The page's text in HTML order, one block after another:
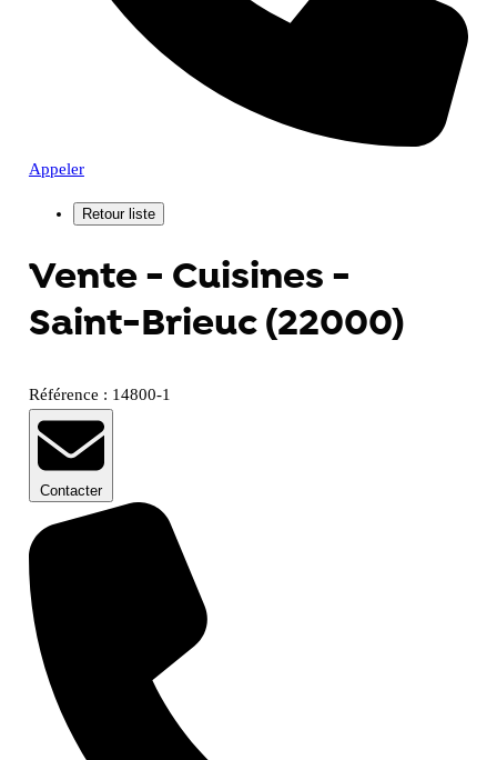
Appeler
Vente - Cuisines -
Saint-Brieuc (22000)
Référence : 14800-1
Contacter